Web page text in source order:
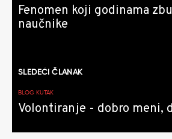
Fenomen koji godinama
naučnike
SLEDEĆI ČLANAK
BLOG KUTAK
Volontiranje - dobro meni,